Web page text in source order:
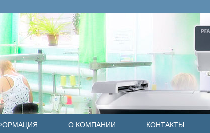
О КОМПАНИИ КОНТАКТЫ